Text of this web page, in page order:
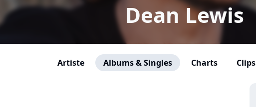
Dean Lewis
Artiste Albums & Singles Charts Clips